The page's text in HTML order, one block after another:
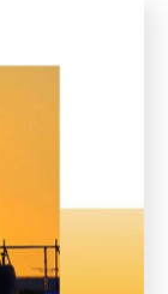
示で、導入の
な現場で効果
ったリアルな
料となるでし